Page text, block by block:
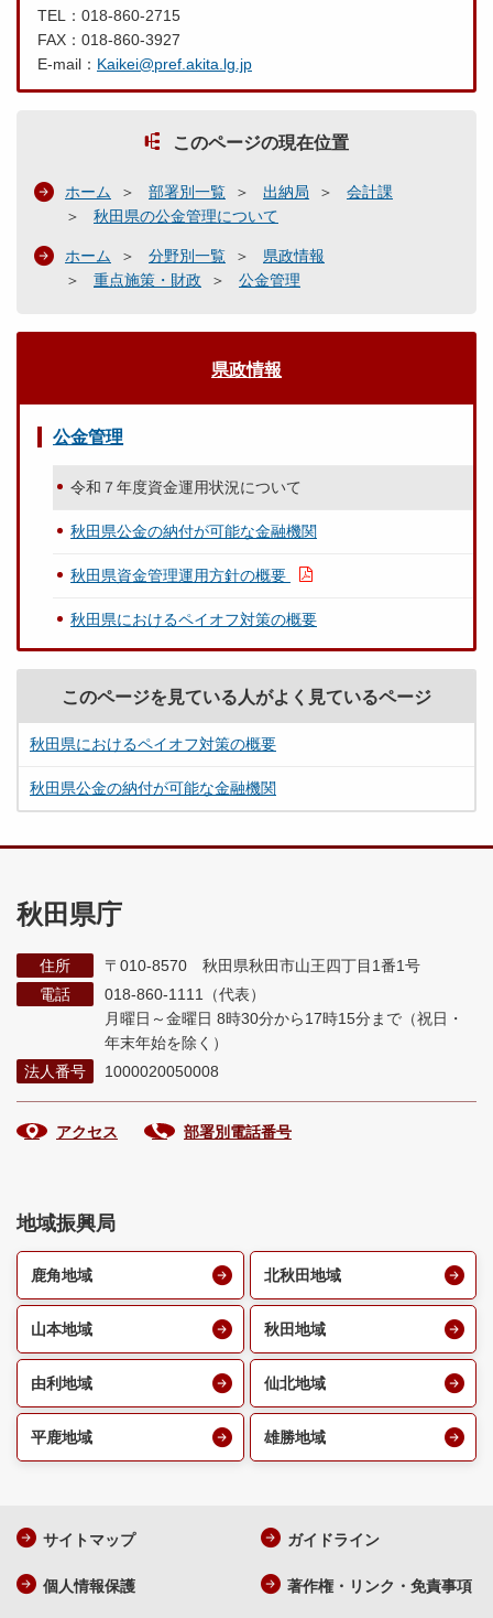
TEL：018-860-2715
FAX：018-860-3927
E-mail： Kaikei@pref.akita.lg.jp
このページの現在位置
ホーム 部署別一覧 出納局
会計課
秋田県の公金管理について
ホーム 分野別一覧
県政情報
重点施策・財政
公金管理
県政情報
公金管理
令和７年度資金運用状況について
秋田県公金の納付が可能な金融機関
秋田県資金管理運用方針の概要
秋田県におけるペイオフ対策の概要
このページを見ている人がよく見ているページ
秋田県におけるペイオフ対策の概要
秋田県公金の納付が可能な金融機関
秋田県庁
住所
〒010-8570 秋田県秋田市山王四丁目1番1号
電話
018-860-1111（代表）
月曜日～金曜日 8時30分から17時15分まで （祝日・
年末年始を除く）
法人番号
1000020050008
アクセス 部署別電話番号
地域振興局
鹿角地域 北秋田地域
山本地域 秋田地域
由利地域 仙北地域
平鹿地域 雄勝地域
サイトマップ ガイドライン
個人情報保護 著作権・リンク・免責事項